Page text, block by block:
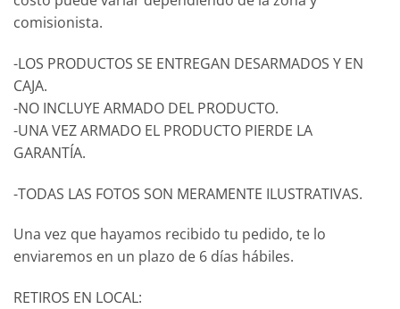
comisionista.
-LOS PRODUCTOS SE ENTREGAN DESARMADOS Y EN
CAJA.
-NO INCLUYE ARMADO DEL PRODUCTO.
-UNA VEZ ARMADO EL PRODUCTO PIERDE LA
GARANTÍA.
-TODAS LAS FOTOS SON MERAMENTE ILUSTRATIVAS.
Una vez que hayamos recibido tu pedido, te lo
enviaremos en un plazo de 6 días hábiles.
RETIROS EN LOCAL: